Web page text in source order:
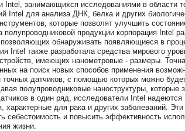
Intel, занимающихся исследованиями в области
Intel для анализа ДНК, белка и других
которые позволят улучшить
полупроводниковой продукции корпорация Intel
обнаруживать появляющиеся в
Intel также разработала средства мирового
имеющих нанометровые - размеры.
на поиск новых способов применения
точных датчиков, с помощью которых можно
полупроводниковые наноструктуры, которые
в один ряд, исследователи Intel надеются
характерные для рака и других заболеваний.
себестоимость и повысить эффективность
жизни.